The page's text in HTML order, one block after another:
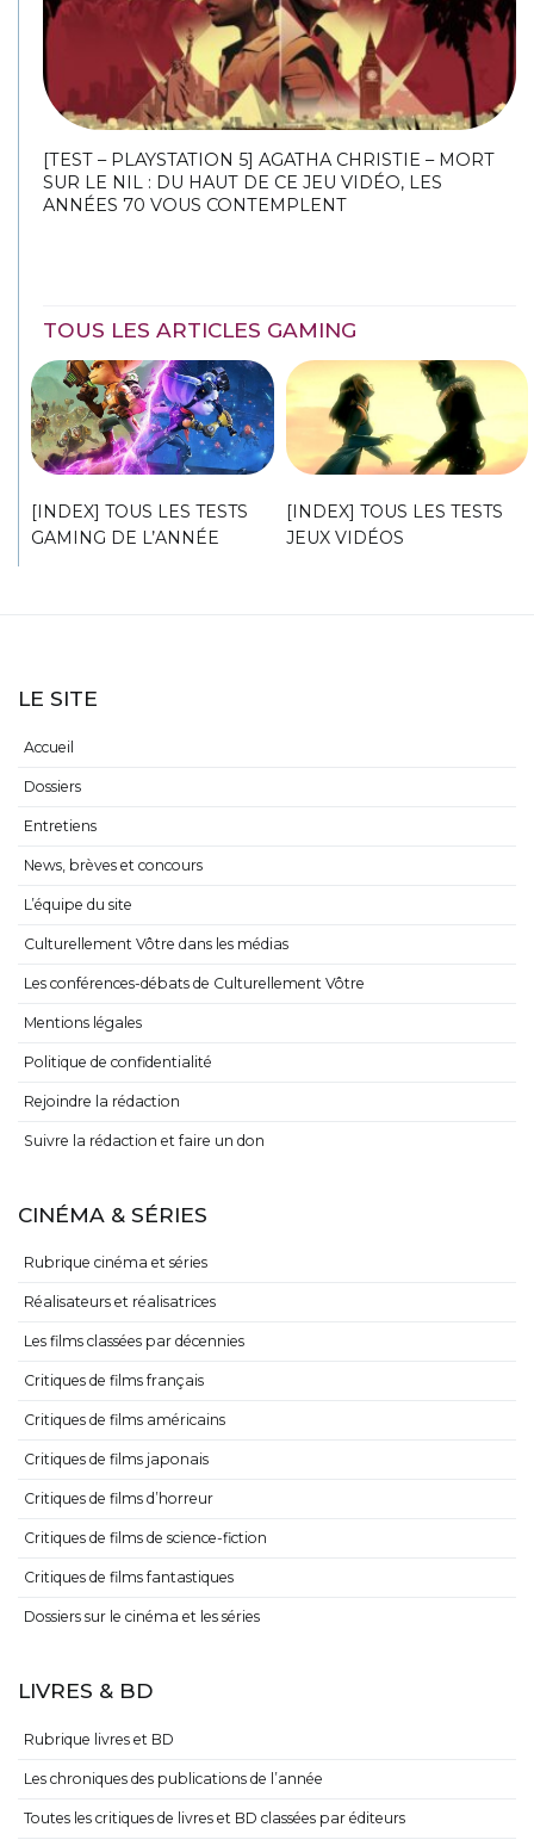
[TEST – PLAYSTATION 5] AGATHA CHRISTIE – MORT
SUR LE NIL : DU HAUT DE CE JEU VIDÉO, LES
ANNÉES 70 VOUS CONTEMPLENT
TOUS LES ARTICLES GAMING
[INDEX] TOUS LES TESTS
GAMING DE L’ANNÉE
[INDEX] TOUS LES TESTS
JEUX VIDÉOS
LE SITE
Accueil
Dossiers
Entretiens
News, brèves et concours
L’équipe du site
Culturellement Vôtre dans les médias
Les conférences-débats de Culturellement Vôtre
Mentions légales
Politique de confidentialité
Rejoindre la rédaction
Suivre la rédaction et faire un don
CINÉMA & SÉRIES
Rubrique cinéma et séries
Réalisateurs et réalisatrices
Les films classées par décennies
Critiques de films français
Critiques de films américains
Critiques de films japonais
Critiques de films d’horreur
Critiques de films de science-fiction
Critiques de films fantastiques
Dossiers sur le cinéma et les séries
LIVRES & BD
Rubrique livres et BD
Les chroniques des publications de l’année
Toutes les critiques de livres et BD classées par éditeurs